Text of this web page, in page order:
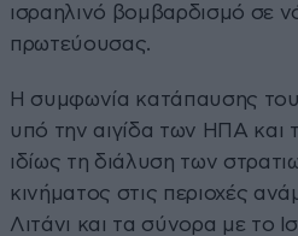
ισραηλινό βομβαρδισμό σε
πρωτεύουσας.
Η συμφωνία κατάπαυσης
υπό την αιγίδα των ΗΠΑ και
ιδίως τη διάλυση των
κινήματος στις περιοχές
Λιτάνι και τα σύνορα με το